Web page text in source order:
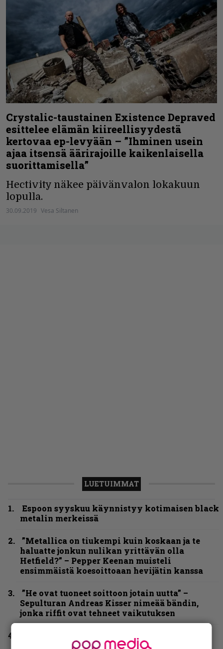
Crystalic-taustainen Existence Depraved
esittelee elämän kiireellisyydestä
kertovaa ep-levyään – ”Ihminen usein
ajaa itsensä äärirajoille kaikenlaisella
suorittamisella”
Hectivity näkee päivänvalon lokakuun
lopulla.
30.09.2019 Vesa Siltanen
LUETUIMMAT
Espoon syyskuu käynnistyy kotimaisen black
metalin merkeissä
”Metallica on tiukempi kuin koskaan ja te
haluatte jonkun nulikan yrittävän olla
Hetfield?” – Pepper Keenan muisteli
ensimmäistä koesoittoaan hevijätin kanssa
”He ovat tuoneet soittoon jotain uutta” –
Sepulturan Andreas Kisser nimeää bändin,
jonka riffit ovat tehneet vaikutuksen
menossa mukana myös Anthrax- ja Korn-